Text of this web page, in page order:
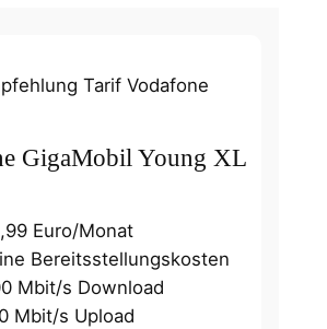
GigaMobil Young XL
Euro/Monat
Bereitsstellungskosten
Mbit/s Download
Mbit/s Upload